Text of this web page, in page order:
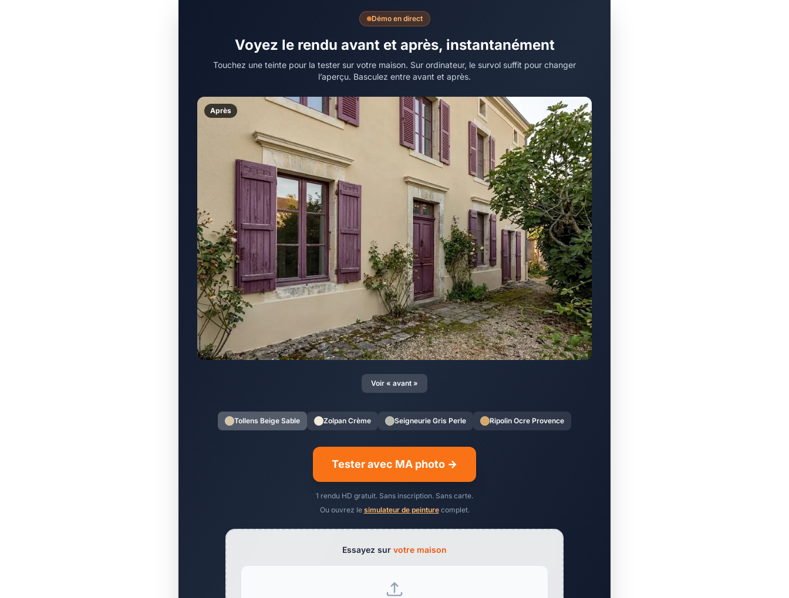
Démo en direct
Voyez le rendu avant et après, instantanément
Touchez une teinte pour la tester sur votre maison. Sur ordinateur, le survol suffit pour changer
l’aperçu. Basculez entre avant et après.
Après
Voir « avant »
Tollens Beige Sable Zolpan Crème Seigneurie Gris Perle Ripolin Ocre Provence
Tester avec MA photo →
1 rendu HD gratuit. Sans inscription. Sans carte.
Ou ouvrez le simulateur de peinturecomplet.
Essayez sur votre maison